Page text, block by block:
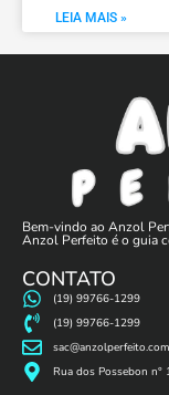
LEIA MAIS »
Bem-vindo ao Anzol
Anzol Perfeito é o guia
CONTATO
(19) 99766-1299
(19) 99766-1299
Rua dos Possebon n°